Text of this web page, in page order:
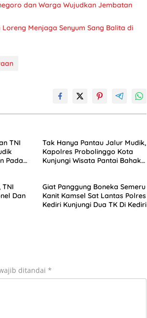
dan Warga Wujudkan Jembatan
Menjaga Senyum Sang Balita di
TNI
Pada
Tak Hanya Pantau Jalur Mudik,
Kapolres Probolinggo Kota
Kunjungi Wisata Pantai Bahak
TNI
Dan
Giat Panggung Boneka Semeru
Kanit Kamsel Sat Lantas Polres
Kediri Kunjungi Dua TK Di Kediri
ditandai *